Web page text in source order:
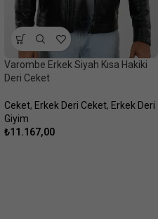
Varombe Erkek Siyah Kısa Hakiki
Deri Ceket
Ceket, Erkek Deri Ceket, Erkek Deri
Giyim
₺11.167,00